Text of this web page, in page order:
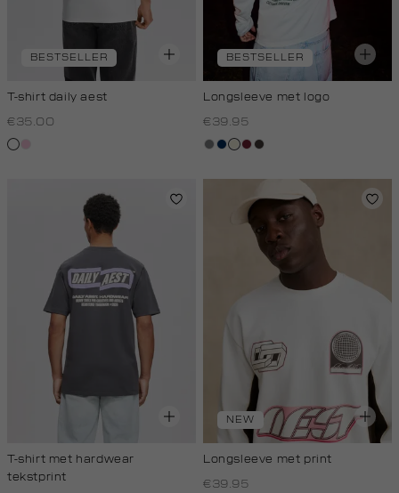
BESTSELLER
T-shirt daily aest
€35.00
wit
BESTSELLER
Longsleeve met logo
€39.95
middengrijs
donkerblauw
wit,
white
bordeaux
choco
T-shirt met hardwear
tekstprint
NEW
Longsleeve met print
€39.95